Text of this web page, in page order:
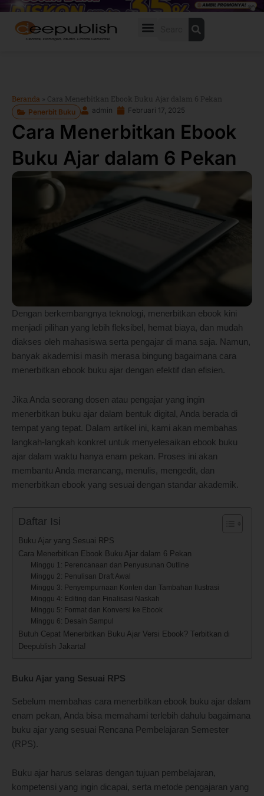
Lewati
konten
Beranda » Cara Menerbitkan Ebook Buku Ajar dalam 6 Pekan
Penerbit Buku admin Februari 17, 2025
Cara Menerbitkan Ebook
Buku Ajar dalam 6 Pekan
Dengan berkembangnya teknologi, menerbitkan ebook kini
menjadi pilihan yang lebih fleksibel, hemat biaya, dan mudah
diakses oleh mahasiswa serta pengajar di mana saja. Namun,
banyak akademisi masih merasa bingung bagaimana cara
menerbitkan ebook buku ajar dengan efektif dan efisien.
Jika Anda seorang dosen atau pengajar yang ingin
menerbitkan buku ajar dalam bentuk digital, Anda berada di
tempat yang tepat. Dalam artikel ini, kami akan membahas
langkah-langkah konkret untuk menyelesaikan ebook buku
ajar dalam waktu hanya enam pekan. Proses ini akan
membantu Anda merancang, menulis, mengedit, dan
menerbitkan ebook yang sesuai dengan standar akademik.
Daftar Isi
Buku Ajar yang Sesuai RPS
Cara Menerbitkan Ebook Buku Ajar dalam 6 Pekan
Minggu 1: Perencanaan dan Penyusunan Outline
Minggu 2: Penulisan Draft Awal
Minggu 3: Penyempurnaan Konten dan Tambahan Ilustrasi
Minggu 4: Editing dan Finalisasi Naskah
Minggu 5: Format dan Konversi ke Ebook
Minggu 6: Desain Sampul
Butuh Cepat Menerbitkan Buku Ajar Versi Ebook? Terbitkan di
Deepublish Jakarta!
Buku Ajar yang Sesuai RPS
Sebelum membahas cara menerbitkan ebook buku ajar dalam
enam pekan, Anda bisa memahami terlebih dahulu bagaimana
buku ajar yang sesuai Rencana Pembelajaran Semester
(RPS).
Buku ajar harus selaras dengan tujuan pembelajaran,
kompetensi yang ingin dicapai, serta metode pengajaran yang